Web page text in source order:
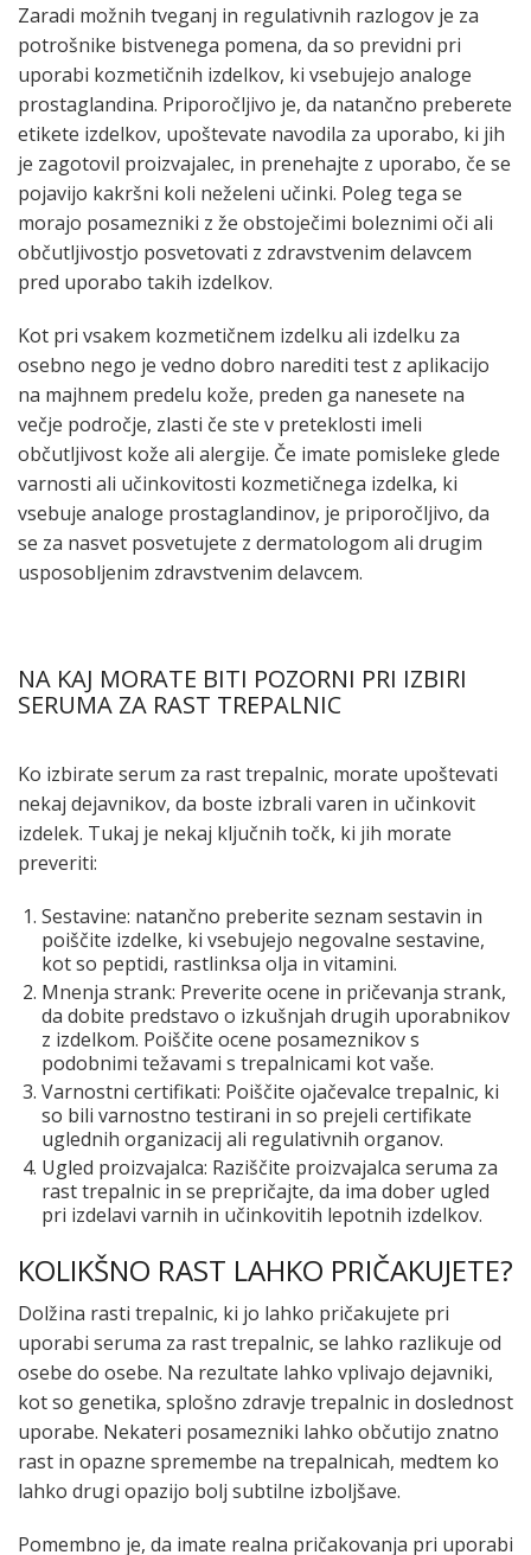
Zaradi možnih tveganj in regulativnih razlogov je za
potrošnike bistvenega pomena, da so previdni pri
uporabi kozmetičnih izdelkov, ki vsebujejo analoge
prostaglandina. Priporočljivo je, da natančno preberete
etikete izdelkov, upoštevate navodila za uporabo, ki jih
je zagotovil proizvajalec, in prenehajte z uporabo, če se
pojavijo kakršni koli neželeni učinki. Poleg tega se
morajo posamezniki z že obstoječimi boleznimi oči ali
občutljivostjo posvetovati z zdravstvenim delavcem
pred uporabo takih izdelkov.
Kot pri vsakem kozmetičnem izdelku ali izdelku za
osebno nego je vedno dobro narediti test z aplikacijo
na majhnem predelu kože, preden ga nanesete na
večje področje, zlasti če ste v preteklosti imeli
občutljivost kože ali alergije. Če imate pomisleke glede
varnosti ali učinkovitosti kozmetičnega izdelka, ki
vsebuje analoge prostaglandinov, je priporočljivo, da
se za nasvet posvetujete z dermatologom ali drugim
usposobljenim zdravstvenim delavcem.
NA KAJ MORATE BITI POZORNI PRI IZBIRI
SERUMA ZA RAST TREPALNIC
Ko izbirate serum za rast trepalnic, morate upoštevati
nekaj dejavnikov, da boste izbrali varen in učinkovit
izdelek. Tukaj je nekaj ključnih točk, ki jih morate
preveriti:
Sestavine: natančno preberite seznam sestavin in
poiščite izdelke, ki vsebujejo negovalne sestavine,
kot so peptidi, rastlinksa olja in vitamini.
Mnenja strank: Preverite ocene in pričevanja strank,
da dobite predstavo o izkušnjah drugih uporabnikov
z izdelkom. Poiščite ocene posameznikov s
podobnimi težavami s trepalnicami kot vaše.
Varnostni certifikati: Poiščite ojačevalce trepalnic, ki
so bili varnostno testirani in so prejeli certifikate
uglednih organizacij ali regulativnih organov.
Ugled proizvajalca: Raziščite proizvajalca seruma za
rast trepalnic in se prepričajte, da ima dober ugled
pri izdelavi varnih in učinkovitih lepotnih izdelkov.
KOLIKŠNO RAST LAHKO PRIČAKUJETE?
Dolžina rasti trepalnic, ki jo lahko pričakujete pri
uporabi seruma za rast trepalnic, se lahko razlikuje od
osebe do osebe. Na rezultate lahko vplivajo dejavniki,
kot so genetika, splošno zdravje trepalnic in doslednost
uporabe. Nekateri posamezniki lahko občutijo znatno
rast in opazne spremembe na trepalnicah, medtem ko
lahko drugi opazijo bolj subtilne izboljšave.
Pomembno je, da imate realna pričakovanja pri uporabi